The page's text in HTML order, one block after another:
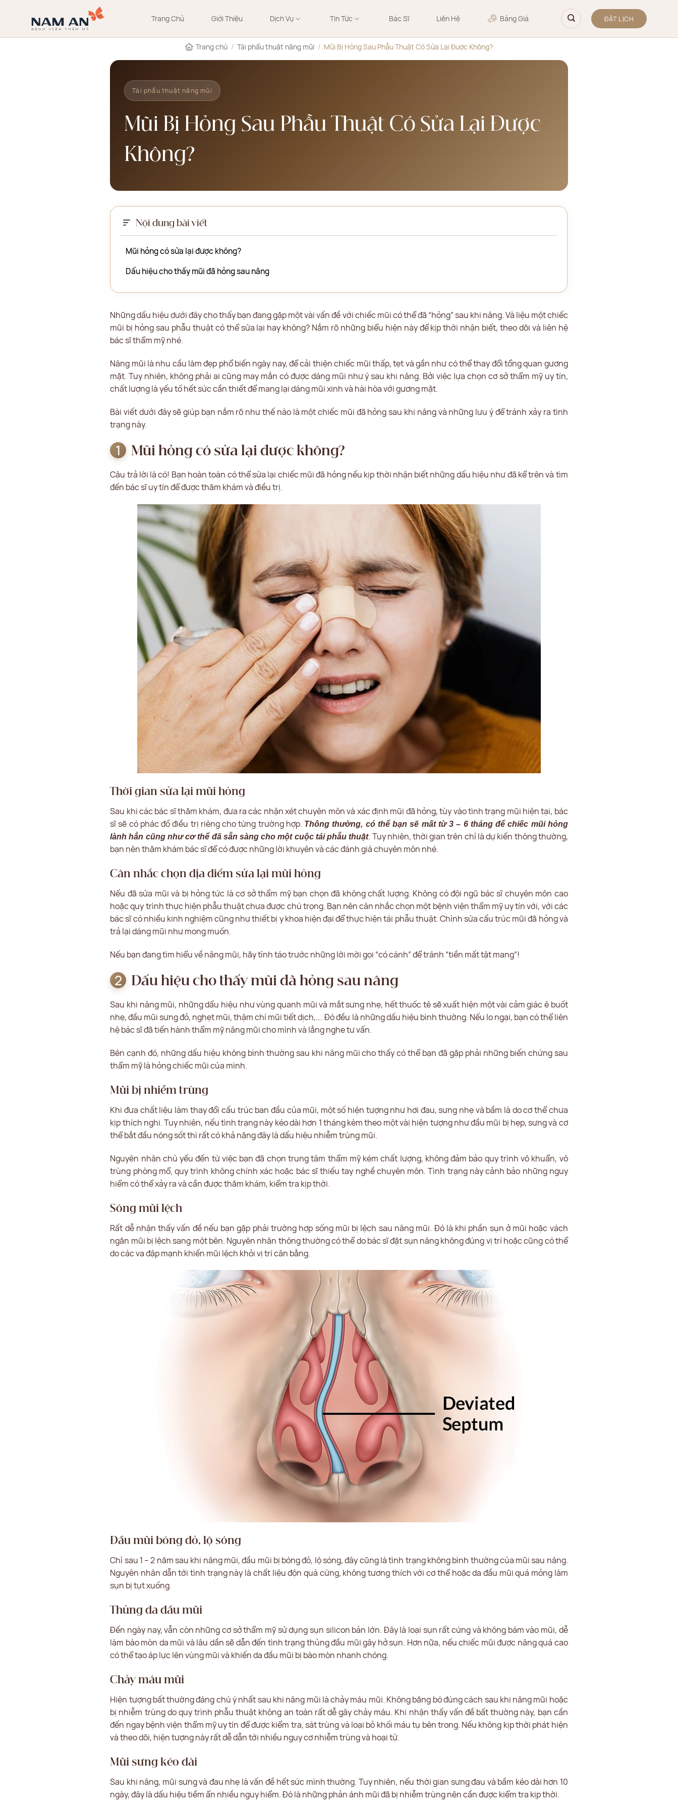
Trang Chủ Giới Thiệu Dịch Vụ Tin Tức Bác Sĩ Liên Hệ Bảng Giá ĐẶT LỊCH
Trang chủ / Tái phẩu thuật nâng mũi / Mũi Bị Hỏng Sau Phẫu Thuật Có Sửa Lại Được Không?
Tái phẩu thuật nâng mũi
Mũi Bị Hỏng Sau Phẫu Thuật Có Sửa Lại Được
Không?
Nội dung bài viết
Mũi hỏng có sửa lại được không?
Dấu hiệu cho thấy mũi đã hỏng sau nâng
Những dấu hiệu dưới đây cho thấy bạn đang gặp một vài vấn đề với chiếc mũi có thể đã “hỏng” sau khi nâng. Và liệu một chiếc
mũi bị hỏng sau phẫu thuật có thể sửa lại hay không? Nắm rõ những biểu hiện này để kịp thời nhận biết, theo dõi và liên hệ
bác sĩ thẩm mỹ nhé.
Nâng mũi là nhu cầu làm đẹp phổ biến ngày nay, để cải thiện chiếc mũi thấp, tẹt và gần như có thể thay đổi tổng quan gương
mặt. Tuy nhiên, không phải ai cũng may mắn có được dáng mũi như ý sau khi nâng. Bởi việc lựa chọn cơ sở thẩm mỹ uy tín,
chất lượng là yếu tố hết sức cần thiết để mang lại dáng mũi xinh và hài hòa với gương mặt.
Bài viết dưới đây sẽ giúp bạn nắm rõ như thế nào là một chiếc mũi đã hỏng sau khi nâng và những lưu ý để tránh xảy ra tình
trạng này.
Mũi hỏng có sửa lại được không?
Câu trả lời là có! Bạn hoàn toàn có thể sửa lại chiếc mũi đã hỏng nếu kịp thời nhận biết những dấu hiệu như đã kể trên và tìm
đến bác sĩ uy tín để được thăm khám và điều trị.
Thời gian sửa lại mũi hỏng
Sau khi các bác sĩ thăm khám, đưa ra các nhận xét chuyên môn và xác định mũi đã hỏng, tùy vào tình trạng mũi hiện tại, bác
sĩ sẽ có phác đồ điều trị riêng cho từng trường hợp. Thông thường, có thể bạn sẽ mất từ 3 – 6 tháng để chiếc mũi hỏng
lành hẳn cũng như cơ thể đã sẵn sàng cho một cuộc tái phẫu thuật. Tuy nhiên, thời gian trên chỉ là dự kiến thông thường,
bạn nên thăm khám bác sĩ để có được những lời khuyên và các đánh giá chuyên môn nhé.
Cân nhắc chọn địa điểm sửa lại mũi hỏng
Nếu đã sửa mũi và bị hỏng tức là cơ sở thẩm mỹ bạn chọn đã không chất lượng. Không có đội ngũ bác sĩ chuyên môn cao
hoặc quy trình thực hiện phẫu thuật chưa được chú trọng. Bạn nên cân nhắc chọn một bệnh viện thẩm mỹ uy tín với, với các
bác sĩ có nhiều kinh nghiệm cũng như thiết bị y khoa hiện đại để thực hiện tái phẫu thuật. Chỉnh sửa cấu trúc mũi đã hỏng và
trả lại dáng mũi như mong muốn.
Nếu bạn đang tìm hiểu về nâng mũi, hãy tỉnh táo trước những lời mời gọi “có cánh” để tránh “tiền mất tật mang”!
Dấu hiệu cho thấy mũi đã hỏng sau nâng
Sau khi nâng mũi, những dấu hiệu như vùng quanh mũi và mắt sưng nhẹ, hết thuốc tê sẽ xuất hiện một vài cảm giác ê buốt
nhẹ, đầu mũi sưng đỏ, nghẹt mũi, thậm chí mũi tiết dịch,…. Đó đều là những dấu hiệu bình thường. Nếu lo ngại, bạn có thể liên
hệ bác sĩ đã tiến hành thẩm mỹ nâng mũi cho mình và lắng nghe tư vấn.
Bên cạnh đó, những dấu hiệu không bình thường sau khi nâng mũi cho thấy có thể bạn đã gặp phải những biến chứng sau
thẩm mỹ là hỏng chiếc mũi của mình.
Mũi bị nhiễm trùng
Khi đưa chất liệu làm thay đổi cấu trúc ban đầu của mũi, một số hiện tượng như hơi đau, sưng nhẹ và bầm là do cơ thể chưa
kịp thích nghi. Tuy nhiên, nếu tình trạng này kéo dài hơn 1 tháng kèm theo một vài hiện tượng như đầu mũi bị hẹp, sưng và cơ
thể bắt đầu nóng sốt thì rất có khả năng đây là dấu hiệu nhiễm trùng mũi.
Nguyên nhân chủ yếu đến từ việc bạn đã chọn trung tâm thẩm mỹ kém chất lượng, không đảm bảo quy trình vô khuẩn, vô
trùng phòng mổ, quy trình không chính xác hoặc bác sĩ thiếu tay nghề chuyên môn. Tình trạng này cảnh bảo những nguy
hiểm có thể xảy ra và cần được thăm khám, kiểm tra kịp thời.
Sóng mũi lệch
Rất dễ nhận thấy vấn đề nếu bạn gặp phải trường hợp sống mũi bị lệch sau nâng mũi. Đó là khi phần sụn ở mũi hoặc vách
ngăn mũi bị lệch sang một bên. Nguyên nhân thông thường có thể do bác sĩ đặt sụn nâng không đúng vị trí hoặc cũng có thể
do các va đập mạnh khiến mũi lệch khỏi vị trí cân bằng.
Đầu mũi bóng đỏ, lộ sóng
Chỉ sau 1 – 2 năm sau khi nâng mũi, đầu mũi bị bóng đỏ, lộ sóng, đây cũng là tình trạng không bình thường của mũi sau nâng.
Nguyên nhân dẫn tới tình trạng này là chất liệu độn quá cứng, không tương thích với cơ thể hoặc da đầu mũi quá mỏng làm
sụn bị tụt xuống.
Thủng da đầu mũi
Đến ngày nay, vẫn còn những cơ sở thẩm mỹ sử dụng sụn silicon bản lớn. Đây là loại sụn rất cứng và không bám vào mũi, dễ
làm bào mòn da mũi và lâu dần sẽ dẫn đến tình trạng thủng đầu mũi gây hở sụn. Hơn nữa, nếu chiếc mũi được nâng quá cao
có thể tạo áp lực lên vùng mũi và khiến da đầu mũi bị bào mòn nhanh chóng.
Chảy máu mũi
Hiện tượng bất thường đáng chú ý nhất sau khi nâng mũi là chảy máu mũi. Không băng bó đúng cách sau khi nâng mũi hoặc
bị nhiễm trùng do quy trình phẫu thuật không an toàn rất dễ gây chảy máu. Khi nhận thấy vấn đề bất thường này, bạn cần
đến ngay bệnh viện thẩm mỹ uy tín để được kiểm tra, sát trùng và loại bỏ khối máu tụ bên trong. Nếu không kịp thời phát hiện
và theo dõi, hiện tượng này rất dễ dẫn tới nhiều nguy cơ nhiễm trùng và hoại tử.
Mũi sưng kéo dài
Sau khi nâng, mũi sưng và đau nhẹ là vấn đề hết sức mình thường. Tuy nhiên, nếu thời gian sưng đau và bầm kéo dài hơn 10
ngày, đây là dấu hiệu tiềm ẩn nhiều nguy hiểm. Đó là những phản ánh mũi đã bị nhiễm trùng nên cần được kiểm tra kịp thời.